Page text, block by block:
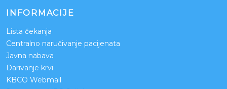
INFORMACIJE
Lista čekanja
Centralno naručivanje pacijenata
Javna nabava
Darivanje krvi
KBCO Webmail